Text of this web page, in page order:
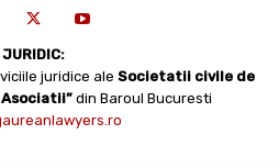
JURIDIC:
juridice ale Societatii civile de
din Baroul Bucuresti